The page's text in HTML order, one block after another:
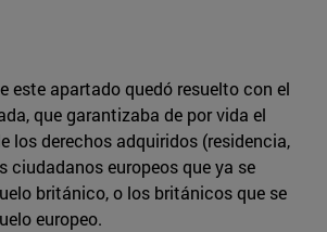
este apartado quedó resuelto con el
que garantizaba de por vida el
los derechos adquiridos (residencia,
ciudadanos europeos que ya se
británico, o los británicos que se
europeo.